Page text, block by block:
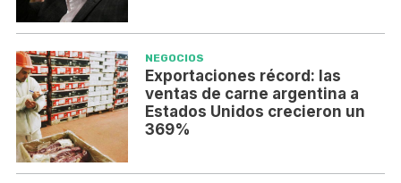
NEGOCIOS
Exportaciones récord: las
ventas de carne argentina a
Estados Unidos crecieron un
369%